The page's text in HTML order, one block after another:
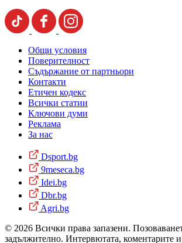
Общи условия
Поверителност
Съдържание от партньори
Контакти
Етичен кодекс
Всички статии
Ключови думи
Реклама
За нас
Dsport.bg
9meseca.bg
Idei.bg
Dbr.bg
Agri.bg
© 2026 Всички права запазени.
задължително. Интервютата, коментарите